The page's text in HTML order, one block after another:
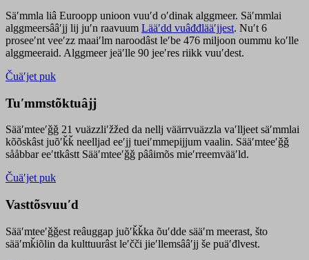
Säʹmmla liâ Euroopp unioon vuuʹd oʹdinak alggmeer. Säʹmmlai
alggmeersââʹjj lij juʹn raavuum Lääʹdd vuâđđlääʹjjest. Nuʹt 6
proseeʹnt veeʹzz maaiʹlm naroodâst leʹbe 476 miljoon oummu koʹlle
alggmeeraid. Alggmeer jeäʹlle 90 jeeʹres riikk vuuʹdest.
Čuäʹjet puk
Tuʹmmstõktuâjj
Sääʹmteeʹǧǧ 21 vuäzzliʹžžed da nellj väärrvuäzzla vaʹlljeet säʹmmlai
kõõskâst juõʹǩǩ neelljad eeʹjj tueiʹmmepijjum vaalin. Sääʹmteeʹǧǧ
sååbbar eeʹttkâstt Sääʹmteeʹǧǧ pââimõs mieʹrreemvääʹld.
Čuäʹjet puk
Vasttõsvuuʹd
Sääʹmteeʹǧǧest reâuggap juõʹǩǩka õuʹdde sääʹm meerast, što
sääʹmǩiõlin da kulttuurâst leʹčči jieʹllemsââʹjj še puäʹđlvest.